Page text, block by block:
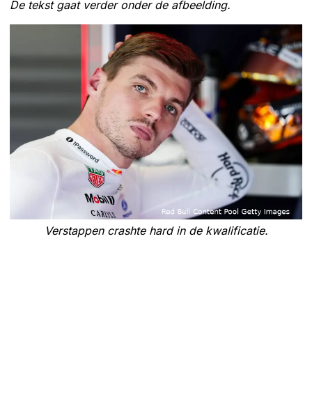
De tekst gaat verder onder de afbeelding.
Verstappen crashte hard in de kwalificatie.